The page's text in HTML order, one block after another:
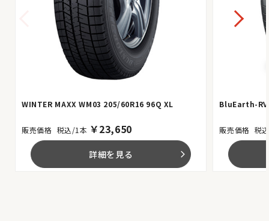
WINTER MAXX WM03 205/60R16 96Q XL
税込/1本 ￥23,650
詳細を見る arrow_forward_ios
BluEarth-RV
税